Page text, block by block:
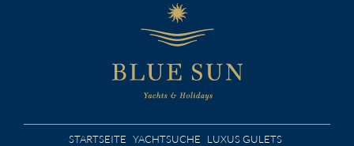
STARTSEITE YACHTSUCHE LUXUS GULETS